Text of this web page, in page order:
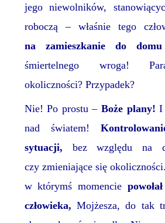
jego niewolników,
roboczą– właśnie tego
na zamieszkanie do
śmiertelnego wroga!
okoliczności? Przypadek?
Nie! Po prostu – Boże plany!I
nad światem!
sytuacji, bez względu na
czy zmieniające się
w którymś momencie powołał
człowieka,Mojżesza, do tak